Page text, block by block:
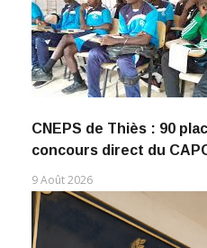
CNEPS de Thiès : 90
concours direct du
9 Août 2026